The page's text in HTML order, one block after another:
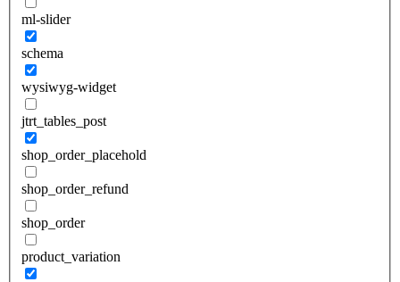
ml-slider
schema
wysiwyg-widget
jtrt_tables_post
shop_order_placehold
shop_order_refund
shop_order
product_variation